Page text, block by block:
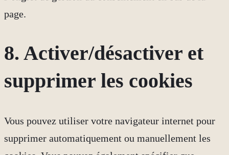
page.
8. Activer/désactiver et
supprimer les cookies
Vous pouvez utiliser votre navigateur internet pour
supprimer automatiquement ou manuellement les